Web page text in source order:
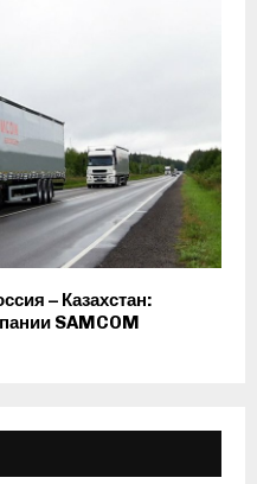
– Казахстан:
SAMCOM